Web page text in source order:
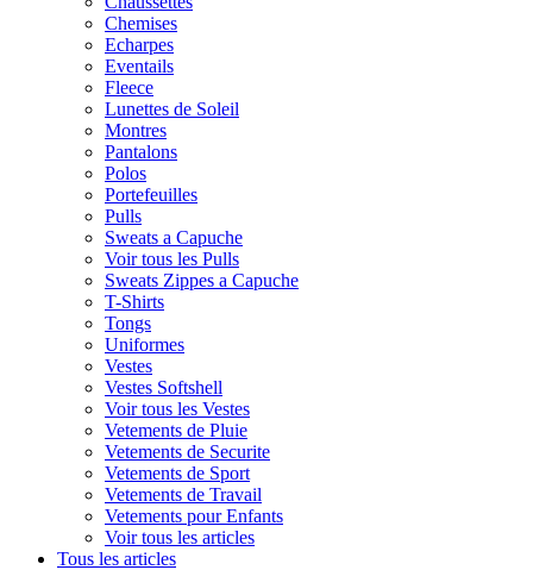
Chemises
Echarpes
Eventails
Fleece
Lunettes de Soleil
Montres
Pantalons
Polos
Portefeuilles
Pulls
Sweats a Capuche
Voir tous les Pulls
Sweats Zippes a Capuche
T-Shirts
Tongs
Uniformes
Vestes
Vestes Softshell
Voir tous les Vestes
Vetements de Pluie
Vetements de Securite
Vetements de Sport
Vetements de Travail
Vetements pour Enfants
Voir tous les articles
Tous les articles